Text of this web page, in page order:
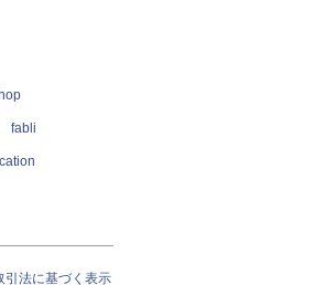
fabli
引法に基づく表示